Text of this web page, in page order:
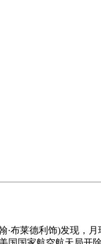
·布莱德利饰)发现，